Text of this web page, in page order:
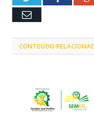
Email
CONTEÚDO